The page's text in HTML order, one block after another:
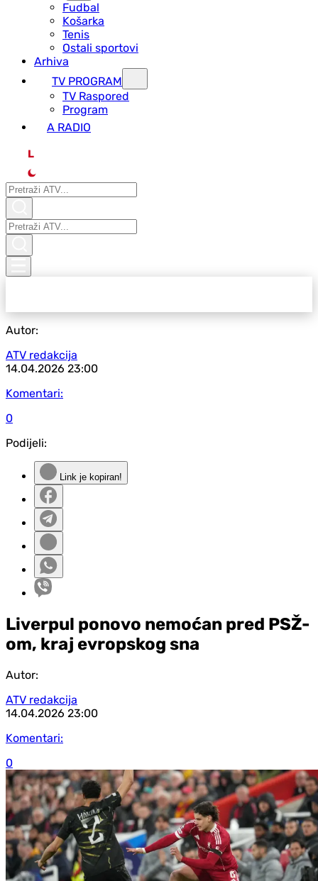
Fudbal
Košarka
Tenis
Ostali sportovi
Arhiva
TV PROGRAM
ТV Raspored
Program
A RADIO
L
Autor:
ATV redakcija
14.04.2026 23:00
Komentari:
0
Podijeli:
Link je kopiran!
Liverpul ponovo nemoćan pred PSŽ-
om, kraj evropskog sna
Autor:
ATV redakcija
14.04.2026 23:00
Komentari:
0